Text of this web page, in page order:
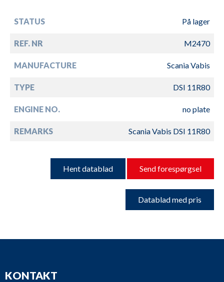
STATUS På lager
REF. NR M2470
MANUFACTURE Scania Vabis
TYPE DSI 11R80
ENGINE NO. no plate
REMARKS Scania Vabis DSI 11R80
Hent datablad Send forespørgsel
Datablad med pris
KONTAKT